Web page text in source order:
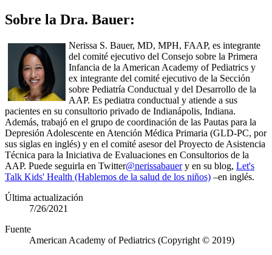
Sobre la Dra. Bauer:
Nerissa S. Bauer, MD, MPH, FAAP, es integrante
del comité ejecutivo del Consejo sobre la Primera
Infancia de la American Academy of Pediatrics y
ex integrante del comité ejecutivo de la Sección
sobre Pediatría Conductual y del Desarrollo de la
AAP. Es pediatra conductual y atiende a sus
pacientes en su consultorio privado de Indianápolis, Indiana.
Además, trabajó en el grupo de coordinación de las Pautas para la
Depresión Adolescente en Atención Médica Primaria (GLD-PC, por
sus siglas en inglés) y en el comité asesor del Proyecto de Asistencia
Técnica para la Iniciativa de Evaluaciones en Consultorios de la
AAP. Puede seguirla en Twitter@nerissabauery en su blog, Let's
Talk Kids' Health (Hablemos de la salud de los niños) –en inglés.
Última actualización
7/26/2021
Fuente
American Academy of Pediatrics (Copyright © 2019)